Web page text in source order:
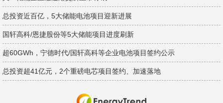
总投资近百亿，5大储能电池项目迎新进展
国轩高科/恩捷股份等5大储能项目进度刷新
超60GWh，宁德时代/国轩高科等企业电池项目签约公示
总投资超41亿元，2个重磅电芯项目签约、加速落地